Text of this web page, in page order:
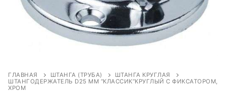
ГЛАВНАЯ ШТАНГА (ТРУБА)
ШТАНГА КРУГЛАЯ
ШТАНГОДЕРЖАТЕЛЬ D25 ММ “КЛАССИК”КРУГЛЫЙ С ФИКСАТОРОМ,
ХРОМ